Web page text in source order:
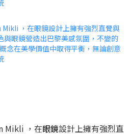
Mikli ，在眼鏡設計上擁有強烈直